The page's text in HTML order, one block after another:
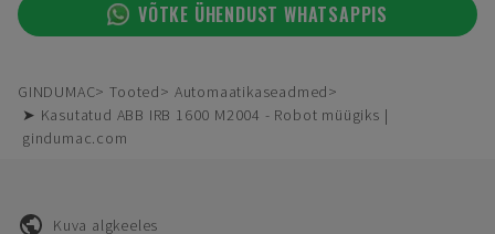
VÕTKE ÜHENDUST WHATSAPPIS
GINDUMAC Tooted
Automaatikaseadmed
➤ Kasutatud ABB IRB 1600 M2004 - Robot müügiks |
gindumac.com
Kuva algkeeles